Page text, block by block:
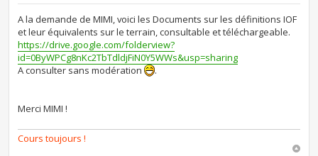
e
s
s
a
g
e
A la demande de MIMI, voici les Documents sur les définitions IOF
et leur équivalents sur le terrain, consultable et téléchargeable.
https://drive.google.com/folderview?
id=0ByWPCg8nKc2TbTdldjFiN0Y5WWs&usp=sharing
A consulter sans modération
.
Merci MIMI !
Cours toujours !